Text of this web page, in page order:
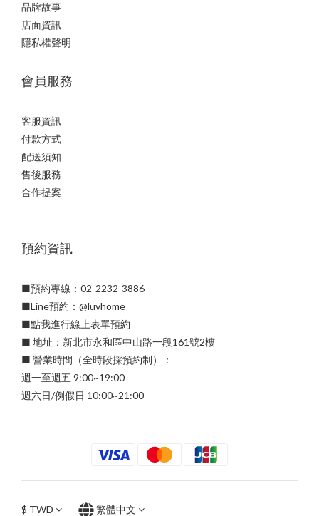
品牌故事
店面資訊
隱私權聲明
會員服務
客服資訊
付款方式
配送須知
售後服務
合作提案
預約資訊
■預約專線：02-2232-3886
■Line預約： @luvhome
■點我進行線上表單預約
■ 地址：新北市永和區中山路一段161號2樓
■ 營業時間（全時段採預約制）：
週一至週五 9:00~19:00
週六日/例假日 10:00~21:00
$ TWD 繁體中文